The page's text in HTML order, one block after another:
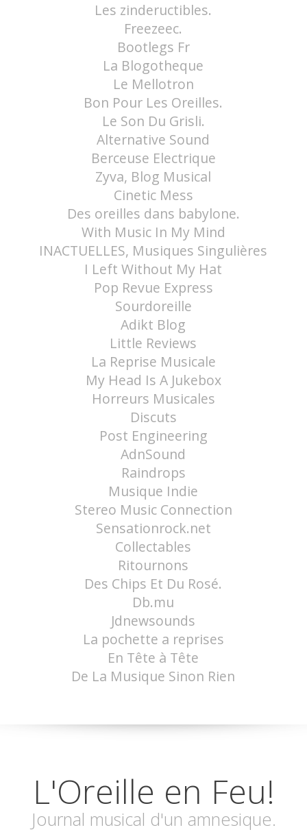
Les zindeructibles.
Freezeec.
Bootlegs Fr
La Blogotheque
Le Mellotron
Bon Pour Les Oreilles.
Le Son Du Grisli.
Alternative Sound
Berceuse Electrique
Zyva, Blog Musical
Cinetic Mess
Des oreilles dans babylone.
With Music In My Mind
INACTUELLES, Musiques Singulières
I Left Without My Hat
Pop Revue Express
Sourdoreille
Adikt Blog
Little Reviews
La Reprise Musicale
My Head Is A Jukebox
Horreurs Musicales
Discuts
Post Engineering
AdnSound
Raindrops
Musique Indie
Stereo Music Connection
Sensationrock.net
Collectables
Ritournons
Des Chips Et Du Rosé.
Db.mu
Jdnewsounds
La pochette a reprises
En Tête à Tête
De La Musique Sinon Rien
L'Oreille en Feu!
Journal musical d'un amnesique.